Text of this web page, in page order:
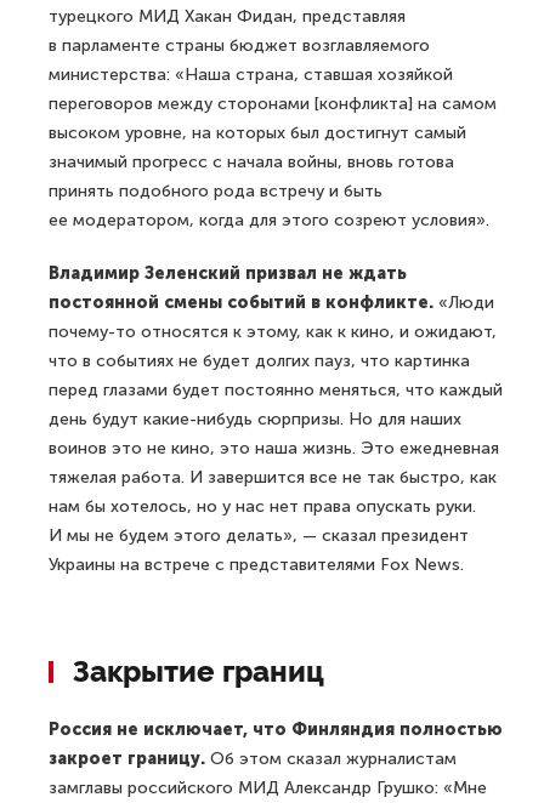
турецкого МИД Хакан Фидан, представляя
в парламенте страны бюджет возглавляемого
министерства: «Наша страна, ставшая хозяйкой
переговоров между сторонами [конфликта] на самом
высоком уровне, на которых был достигнут самый
значимый прогресс с начала войны, вновь готова
принять подобного рода встречу и быть
ее модератором, когда для этого созреют условия».
Владимир Зеленский призвал не ждать
постоянной смены событий в конфликте. «Люди
почему-то относятся к этому, как к кино, и ожидают,
что в событиях не будет долгих пауз, что картинка
перед глазами будет постоянно меняться, что каждый
день будут какие-нибудь сюрпризы. Но для наших
воинов это не кино, это наша жизнь. Это ежедневная
тяжелая работа. И завершится все не так быстро, как
нам бы хотелось, но у нас нет права опускать руки.
И мы не будем этого делать», — сказал президент
Украины на встрече с представителями Fox News.
Закрытие границ
Россия не исключает, что Финляндия полностью
закроет границу. Об этом сказал журналистам
замглавы российского МИД Александр Грушко: «Мне